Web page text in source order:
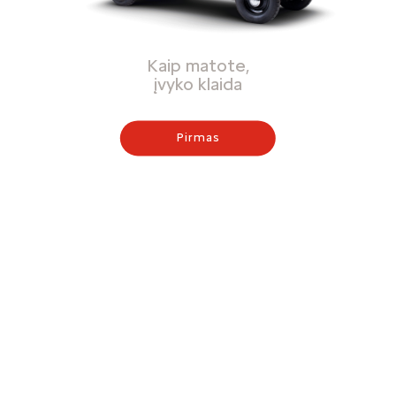
Kaip matote,
įvyko klaida
Pirmas